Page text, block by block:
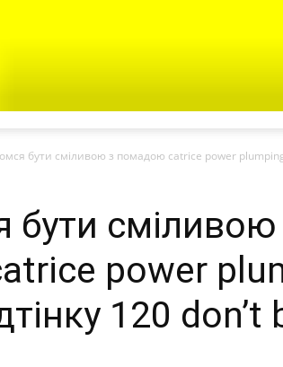
бути сміливою з помадою catrice power
бути сміливою
power
120 don’t